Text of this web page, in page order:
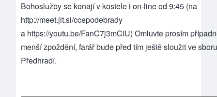
Bohoslužby se konají v kostele i on-line od 9:45 (na
http://meet.jit.si/ccepodebrady
a https://youtu.be/FanC7j3mCiU) Omluvte prosím
menší zpoždění, farář bude před tím ještě sloužit ve
Předhradí.